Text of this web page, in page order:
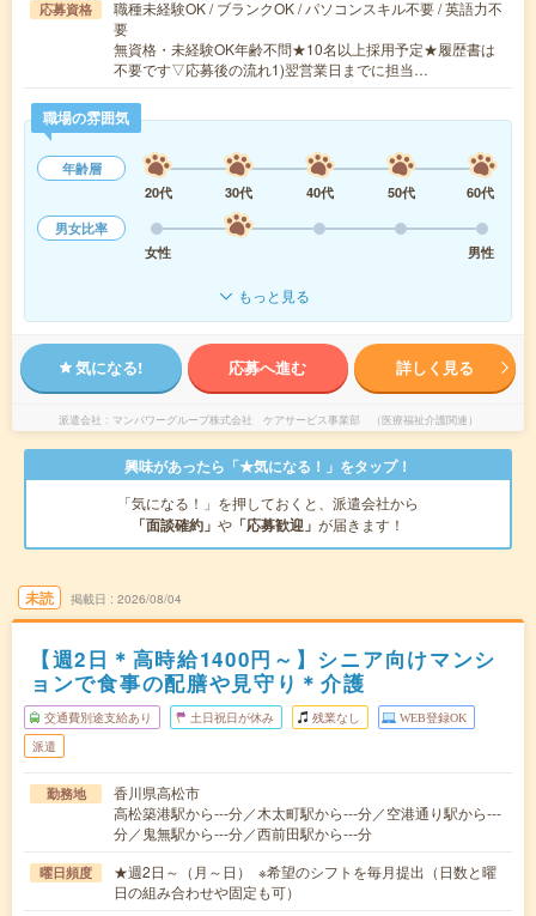
応募資格
職種未経験OK / ブランクOK / パソコンスキル不要 / 英語力不
要
無資格・未経験OK年齢不問★10名以上採用予定★履歴書は
不要です▽応募後の流れ1)翌営業日までに担当…
職場の雰囲気
年齢層
20代
30代 40代 50代
60代
男女比率
女性
男性
もっと見る
気になる! 応募へ進む 詳しく見る
派遣会社 マンパワーグループ株式会社 ケアサービス事業部 （医療福祉介護関連）
興味があったら「★気になる！」をタップ！
「気になる！」を押しておくと、派遣会社から
「面談確約」 や 「応募歓迎」 が届きます！
未読 掲載日 2026/08/04
【週2日＊高時給1400円～】シニア向けマンシ
ョンで食事の配膳や見守り＊介護
交通費別途支給あり 土日祝日が休み 残業なし WEB登録OK
派遣
勤務地
香川県高松市
高松築港駅から---分／木太町駅から---分／空港通り駅から---
分／鬼無駅から---分／西前田駅から---分
曜日頻度
★週2日～（月～日） ※希望のシフトを毎月提出（日数と曜
日の組み合わせや固定も可）